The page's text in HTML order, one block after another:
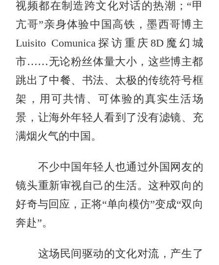
视频都在制造跨文化对话的热潮；“甲
亢哥”亲身体验中国高铁，墨西哥博主
Luisito Comunica探访重庆8D魔幻城
市……无论粉丝体量大小，这些博主都
跳出了中餐、书法、太极的传统符号框
架，用可共情、可体验的真实生活场
景，让海外年轻人看到了没有滤镜、充
满烟火气的中国。
不少中国年轻人也通过外国网友的
镜头重新审视自己的生活。这种双向的
好奇与回应，正将“单向模仿”变成“双向
奔赴”。
这场民间驱动的文化对流，产生了